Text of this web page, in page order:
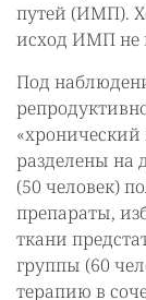
путей (ИМП).
исход ИМП не
Под
разделены на
(50 человек)
препараты,
ткани
группы (60
терапию в